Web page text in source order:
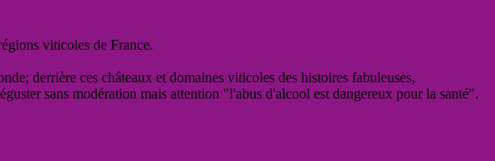
viticoles de France.
derrière ces châteaux et domaines viticoles des histoires fabuleuses,
sans modération mais attention "l'abus d'alcool est dangereux pour la santé".